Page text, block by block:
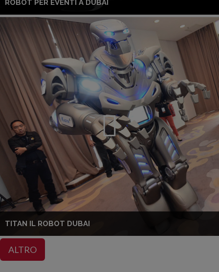
ROBOT PER EVENTI A DUBAI
TITAN IL ROBOT DUBAI
ALTRO